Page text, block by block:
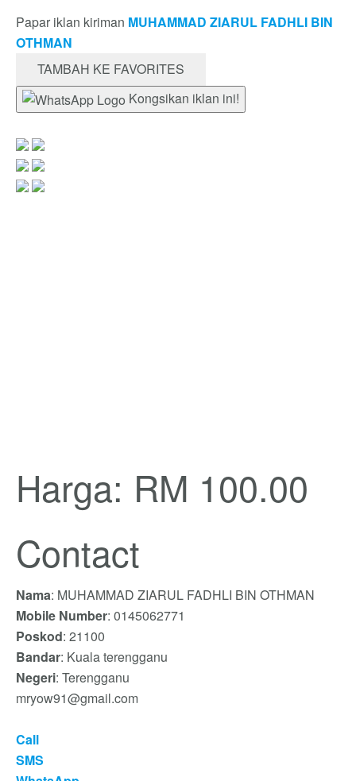
Papar iklan kiriman MUHAMMAD ZIARUL FADHLI BIN
OTHMAN
TAMBAH KE FAVORITES
Kongsikan iklan ini!
Harga: RM 100.00
Contact
Nama: MUHAMMAD ZIARUL FADHLI BIN OTHMAN
Mobile Number: 0145062771
Poskod: 21100
Bandar: Kuala terengganu
Negeri: Terengganu
mryow91@gmail.com
Call
SMS